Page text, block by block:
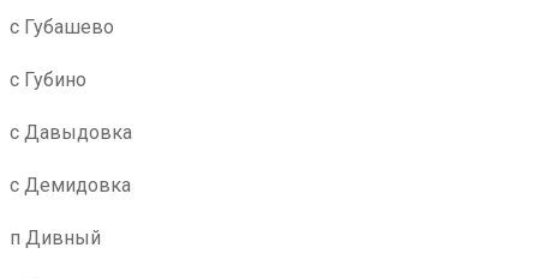
с Губашево
с Губино
с Давыдовка
с Демидовка
п Дивный